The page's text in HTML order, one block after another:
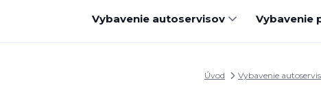
Vybavenie autoservisov Vybavenie
Úvod Vybavenie